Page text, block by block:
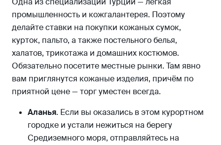
промышленность и кожгалантерея. Поэтому
делайте ставки на покупки кожаных сумок,
курток, пальто, а также постельного белья,
халатов, трикотажа и домашних костюмов.
Обязательно посетите местные рынки. Там явно
вам приглянутся кожаные изделия, причём по
приятной цене — торг уместен всегда.
Аланья. Если вы оказались в этом курортном
городке и устали нежиться на берегу
Средиземного моря, отправляйтесь на